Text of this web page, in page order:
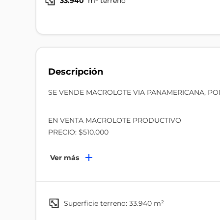
Descripción
SE VENDE MACROLOTE VIA PANAMERICANA,
EN VENTA MACROLOTE PRODUCTIVO
PRECIO: $510.000
Excelente oportunidad de inversión en una zona
Con acceso directo a la vía principal Carretera
Ver más
superficie terreno: 33.940 m²